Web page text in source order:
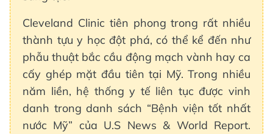
Cleveland Clinic tiên phong trong rất nhiều
thành tựu y học đột phá, có thể kể đến như
phẫu thuật bắc cầu động mạch vành hay ca
cấy ghép mặt đầu tiên tại Mỹ. Trong nhiều
năm liền, hệ thống y tế liên tục được vinh
danh trong danh sách “Bệnh viện tốt nhất
nước Mỹ” của U.S News & World Report.